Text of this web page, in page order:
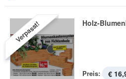
Verpasst! Holz-
Preis: €